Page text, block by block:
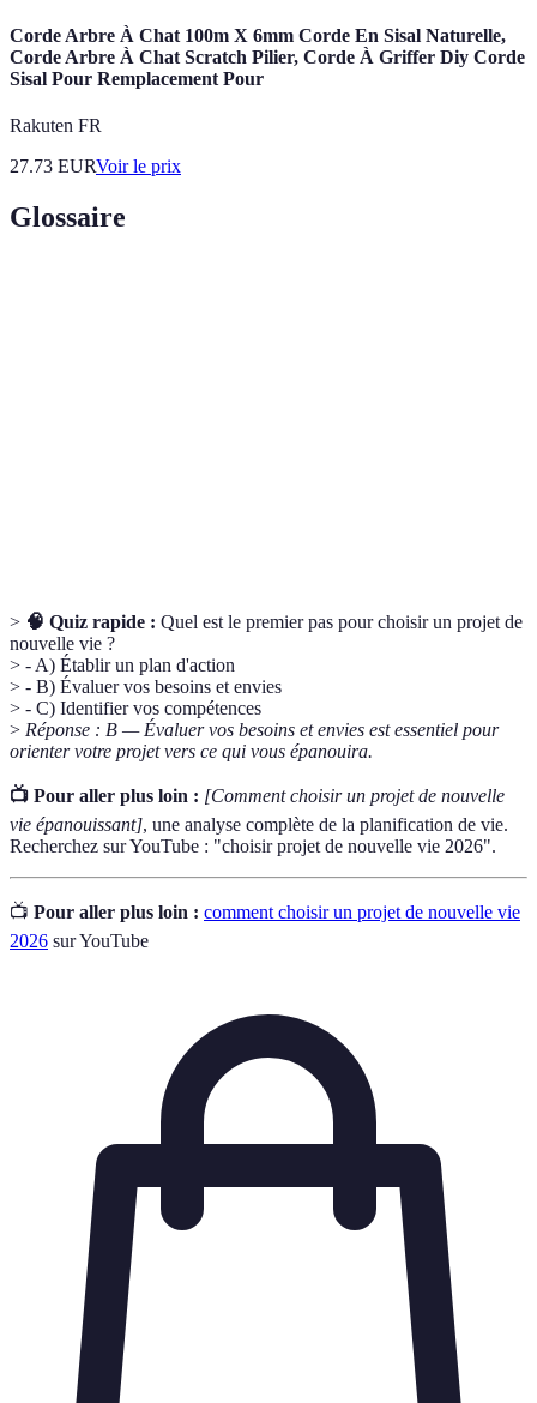
Corde Arbre À Chat 100m X 6mm Corde En Sisal Naturelle,
Corde Arbre À Chat Scratch Pilier, Corde À Griffer Diy Corde
Sisal Pour Remplacement Pour
Rakuten FR
27.73 EURVoir le prix
Glossaire
> 🧠 Quiz rapide : Quel est le premier pas pour choisir un projet de
nouvelle vie ?
> - A) Établir un plan d'action
> - B) Évaluer vos besoins et envies
> - C) Identifier vos compétences
> Réponse : B — Évaluer vos besoins et envies est essentiel pour
orienter votre projet vers ce qui vous épanouira.
📺 Pour aller plus loin : [Comment choisir un projet de nouvelle
vie épanouissant], une analyse complète de la planification de vie.
Recherchez sur YouTube : "choisir projet de nouvelle vie 2026".
📺 Pour aller plus loin : comment choisir un projet de nouvelle vie
2026 sur YouTube